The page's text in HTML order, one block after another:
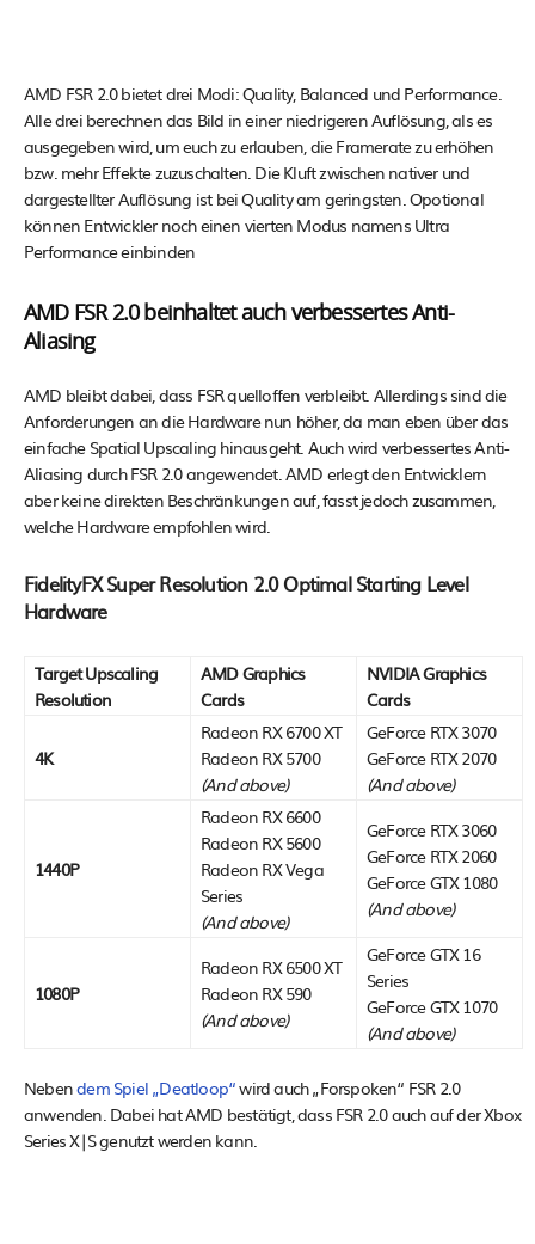
AMD FSR 2.0 bietet drei Modi: Quality, Balanced und Performance.
Alle drei berechnen das Bild in einer niedrigeren Auflösung, als es
ausgegeben wird, um euch zu erlauben, die Framerate zu erhöhen
bzw. mehr Effekte zuzuschalten. Die Kluft zwischen nativer und
dargestellter Auflösung ist bei Quality am geringsten. Opotional
können Entwickler noch einen vierten Modus namens Ultra
Performance einbinden
AMD FSR 2.0 beinhaltet auch verbessertes Anti-
Aliasing
AMD bleibt dabei, dass FSR quelloffen verbleibt. Allerdings sind die
Anforderungen an die Hardware nun höher, da man eben über das
einfache Spatial Upscaling hinausgeht. Auch wird verbessertes Anti-
Aliasing durch FSR 2.0 angewendet. AMD erlegt den Entwicklern
aber keine direkten Beschränkungen auf, fasst jedoch zusammen,
welche Hardware empfohlen wird.
FidelityFX Super Resolution 2.0 Optimal Starting Level
Hardware
Target Upscaling
Resolution
AMD Graphics
Cards
NVIDIA Graphics
Cards
4K
Radeon RX 6700 XT​
Radeon RX 5700​
(And above)
GeForce RTX 3070​
GeForce RTX 2070​
(And above)
1440P
Radeon RX 6600​
Radeon RX 5600​
Radeon RX Vega
Series​
(And above)
GeForce RTX 3060​
GeForce RTX 2060 ​
GeForce GTX 1080
(And above)
1080P
Radeon RX 6500 XT​
Radeon RX 590​
(And above)
GeForce GTX 16
Series​
GeForce GTX 1070​
(And above)
Nebendem Spiel „Deatloop“wird auch „Forspoken“ FSR 2.0
anwenden. Dabei hat AMD bestätigt, dass FSR 2.0 auch auf der Xbox
Series X|S genutzt werden kann.